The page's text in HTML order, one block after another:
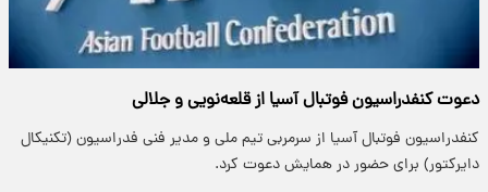
دعوت کنفدراسیون فوتبال آسیا از قلعه‌نویی و جلالی
کنفدراسیون فوتبال آسیا از سرمربی تیم ملی و مدیر فنی فدراسیون (تکنیکال
دایرکتور) برای حضور در همایش دعوت کرد.